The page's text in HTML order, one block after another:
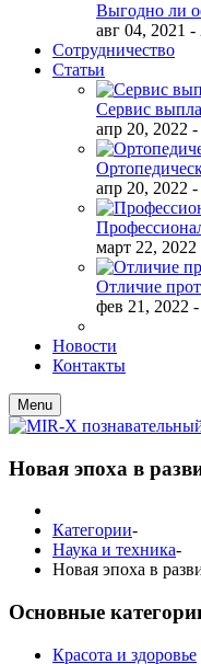
Выгодно ли
авг 04, 2021 -
Сотрудничество
Статьи
Сервис
апр 20, 2022 -
апр 20, 2022 -
март 22, 2022
Отличие
фев 21, 2022
Новости
Контакты
Menu
Новая эпоха в
Категории-
Наука и техника-
Новая эпоха в
Основные
Красота и здоровье